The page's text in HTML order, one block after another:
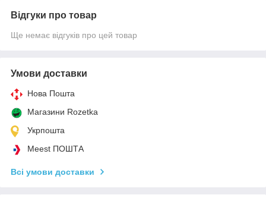
Відгуки про товар
Ще немає відгуків про цей товар
Умови доставки
Нова Пошта
Магазини Rozetka
Укрпошта
Meest ПОШТА
Всі умови доставки